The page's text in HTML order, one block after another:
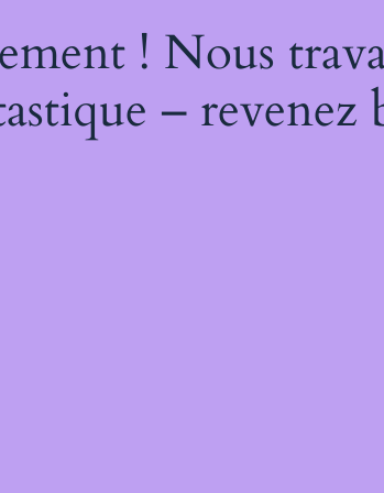
! Nous
– revenez